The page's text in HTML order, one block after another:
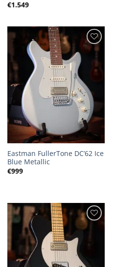
€1.549
Eastman FullerTone DC’62 Ice
Blue Metallic
€999